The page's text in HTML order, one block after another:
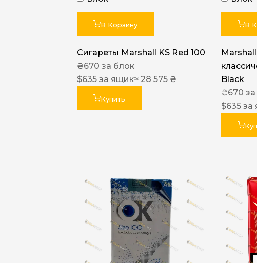
В Корзину
Сигареты Marshall KS Red 100
₴670 за блок
$635 за ящик≈ 28 575 ₴
Купить
В
Black
₴670
$635 за